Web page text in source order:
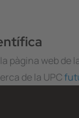
pàgina web de
de la UPC